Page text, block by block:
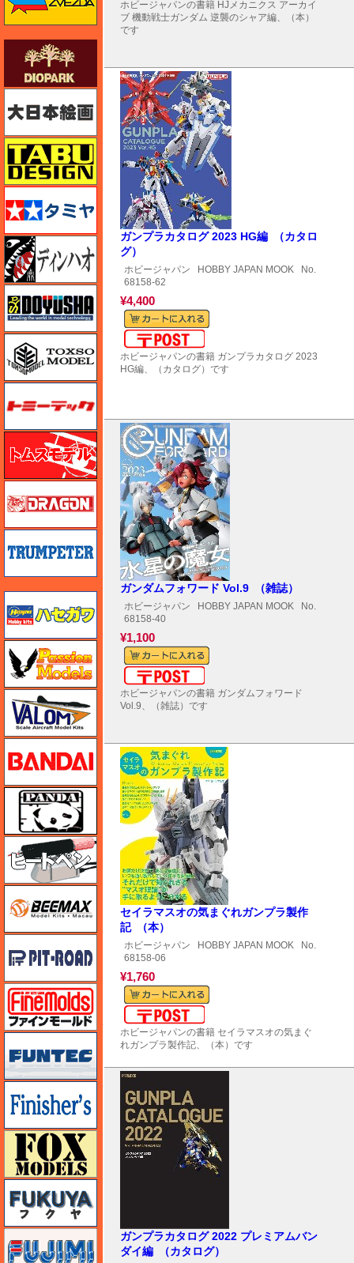
ホビージャパンの書籍 HJメカニクス アーカイ
ブ 機動戦士ガンダム 逆襲のシャア編、（本）
です
ガンプラカタログ 2023 HG編 （カタロ
グ）
ホビージャパン HOBBY JAPAN MOOK No.
68158-62
¥4,400
ホビージャパンの書籍 ガンプラカタログ 2023
HG編、（カタログ）です
ガンダムフォワード Vol.9 （雑誌）
ホビージャパン HOBBY JAPAN MOOK No.
68158-40
¥1,100
ホビージャパンの書籍 ガンダムフォワード
Vol.9、（雑誌）です
セイラマスオの気まぐれガンプラ製作
記 （本）
ホビージャパン HOBBY JAPAN MOOK No.
68158-06
¥1,760
ホビージャパンの書籍 セイラマスオの気まぐ
れガンプラ製作記、（本）です
ガンプラカタログ 2022 プレミアムバン
ダイ編 （カタログ）
大日本絵画
タブデザイン・スタジオ27
ディン・ハオ
トキソモデル（toxso_model）
トムスモデル
ドラゴン
トランペッター
ハセガワ
バロムモデル
バンダイ
パンダホビー
ヒートペン（十和田技研・ブレインファクトリー）
BEEMAX
ピットロード
ファインモールド
funtec（ファンテック）
フィニッシャーズ
フォックスモデル（FOX MODELS）
フジミ